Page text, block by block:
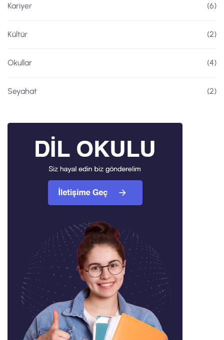
Kariyer (6)
Kültür (2)
Okullar (4)
Seyahat (2)